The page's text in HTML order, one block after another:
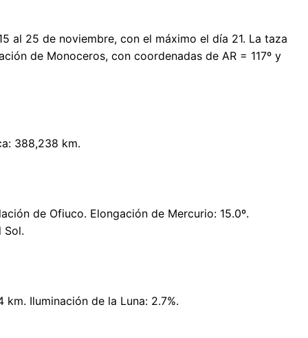
al 25 de noviembre, con el máximo el día 21. La taza
de Monoceros, con coordenadas de AR = 117º y
388,238 km.
de Ofiuco. Elongación de Mercurio: 15.0º.
Sol.
Iluminación de la Luna: 2.7%.